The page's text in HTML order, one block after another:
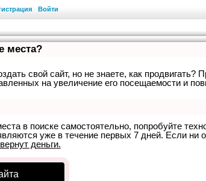
Войти
места?
свой сайт, но не знаете, как продвигать?
на увеличение его посещаемости и
в поиске самостоятельно, попробуйте
уже в течение первых 7 дней. Если ни
вернут деньги.